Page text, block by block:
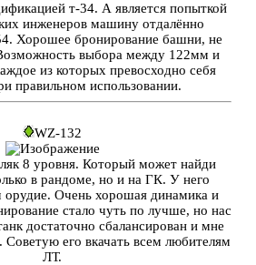
т-34. А является попыткой
инженеров машину отдалённо
Хорошее бронирование башни, не
выбора между 122мм и
из которых превосходно себя
правильном использовании.
WZ-132
8 уровня. Который может найди
в рандоме, но и на ГК. У него
Очень хорошая динамика и
стало чуть по лучше, но нас
достаточно сбалансирован и мне
Советую его вкачать всем любителям
ЛТ.